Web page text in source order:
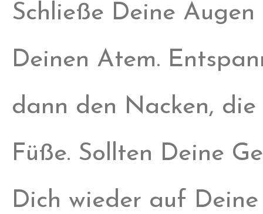
Schließe Deine
Deinen Atem.
dann den Nacken, die
Füße. Sollten Deine
Dich wieder auf